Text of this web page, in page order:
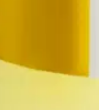
verkkokaupasta?